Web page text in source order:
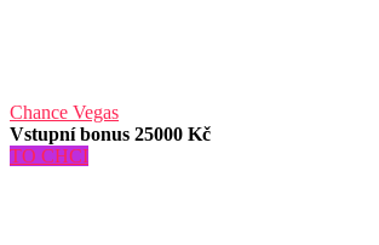
Chance Vegas
Vstupní bonus 25000 Kč
TO CHCI